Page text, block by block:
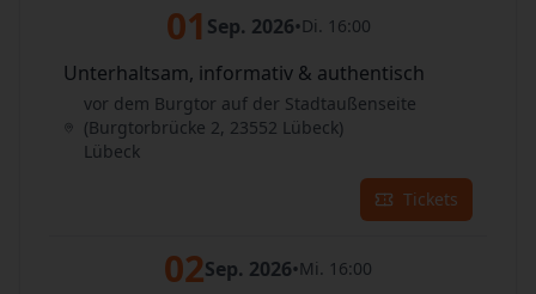
01 Sep. 2026•Di. 16:00
Unterhaltsam, informativ & authentisch
vor dem Burgtor auf der Stadtaußenseite
(Burgtorbrücke 2, 23552 Lübeck)
Lübeck
Tickets
02Sep. 2026•Mi. 16:00